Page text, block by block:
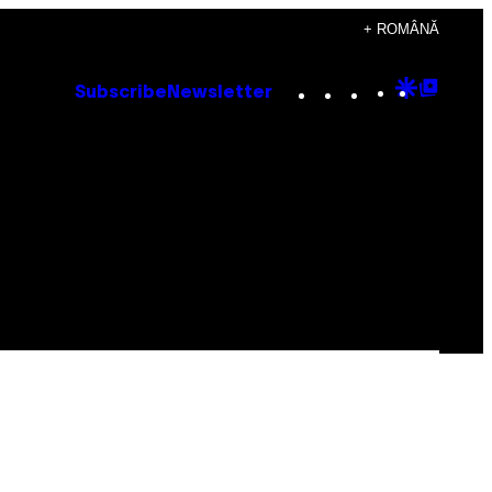
+ ROMÂNĂ
Subscribe Newsletter Instagram
TikTok
YouTube
Google